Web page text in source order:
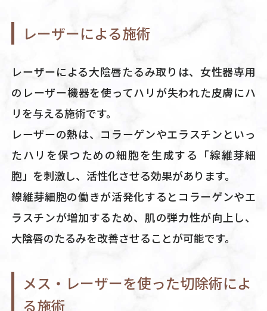
レーザーによる施術
レーザーによる大陰唇たるみ取りは、女性器専用
のレーザー機器を使ってハリが失われた皮膚にハ
リを与える施術です。
レーザーの熱は、コラーゲンやエラスチンといっ
たハリを保つための細胞を生成する「線維芽細
胞」を刺激し、活性化させる効果があります。
線維芽細胞の働きが活発化するとコラーゲンやエ
ラスチンが増加するため、肌の弾力性が向上し、
大陰唇のたるみを改善させることが可能です。
メス・レーザーを使った切除術によ
る施術